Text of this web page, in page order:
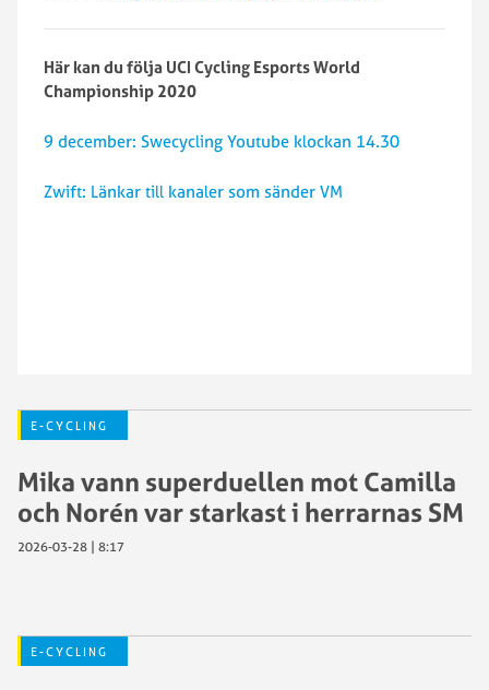
Här kan du följa UCI Cycling Esports World
Championship 2020
9 december: Swecycling Youtube klockan 14.30
Zwift: Länkar till kanaler som sänder VM
E-CYCLING
Mika vann superduellen mot Camilla
och Norén var starkast i herrarnas SM
2026-03-28 | 8:17
E-CYCLING